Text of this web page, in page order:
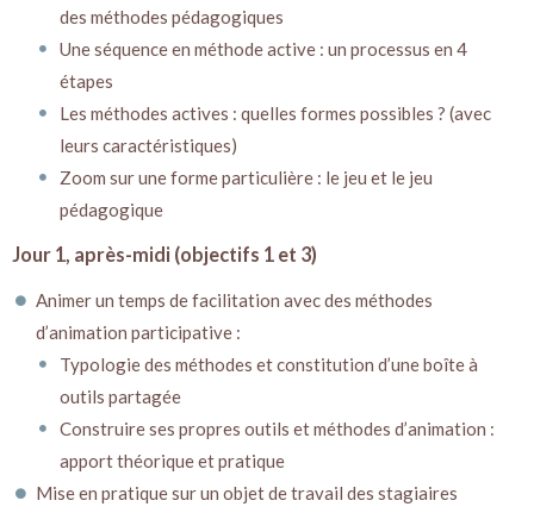
des méthodes pédagogiques
Une séquence en méthode active : un processus en 4
étapes
Les méthodes actives : quelles formes possibles ? (avec
leurs caractéristiques)
Zoom sur une forme particulière : le jeu et le jeu
pédagogique
Jour 1, après-midi (objectifs 1 et 3)
Animer un temps de facilitation avec des méthodes
d’animation participative :
Typologie des méthodes et constitution d’une boîte à
outils partagée
Construire ses propres outils et méthodes d’animation :
apport théorique et pratique
Mise en pratique sur un objet de travail des stagiaires